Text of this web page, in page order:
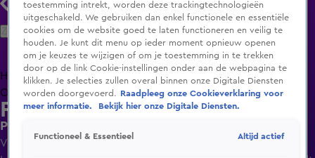
Zoeken
HomeUitzending Gemist Programma's De Bondgenoten
OranjezomerLivestreamsShop
Familie Gillis: Massa is Kassa
Peter Gillis is jarig: 'Dat moet gevierd worden'
Vr 15 mei, 20:30
toestemming intrekt, worden deze trackingtechnologieën
uitgeschakeld. We gebruiken dan enkel functionele en essentiële
cookies om de website goed te laten functioneren en veilig te
houden. Je kunt dit menu op ieder moment opnieuw openen
om je keuzes te wijzigen of om je toestemming in te trekken
door op de link Cookie-instellingen onder aan de webpagina te
klikken. Je selecties zullen overal binnen onze Digitale Diensten
worden doorgevoerd.
Raadpleeg onze Cookieverklaring voor
meer informatie.
Bekijk hier onze Digitale Diensten.
Functioneel & Essentieel Altijd actief